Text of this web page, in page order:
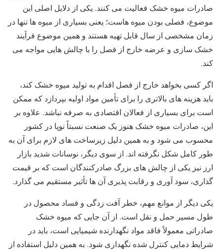
صادرات میوه خشک فعالیت می‌ کنند. یکی از دلایل اصلی این
موضوع، فصلی بودن میوه‌ هاست؛ یعنی بسیاری از میوه‌ ها تنها در
زمان مشخصی از سال قابل تهیه هستند و همین موضوع فرآیند
خشک ‌سازی و عرضه خارج از فصل را با چالش‌ هایی مواجه می
‌کند.
اگر کسی بخواهد خارج از فصل اقدام به تولید میوه خشک کند،
باید هزینه ‌های بالاتری را برای تأمین مواد اولیه بپردازد که ممکن
است برای بسیاری از فعالان اقتصادی به‌ صرفه نباشد. علاوه بر
این، صادرات میوه خشک هنوز یک صنعت نسبتاً نوپا در کشور
محسوب می‌ شود و به همین دلیل زیرساخت ‌های لازم برای آن به
‌طور کامل شکل نگرفته ‌اند. از سوی دیگر، نوسانات شدید بازار
ارز نیز یکی از چالش‌ های بزرگ صادرکنندگان است که بر قیمت
‌گذاری، سود آوری و رقابت ‌پذیری آن‌ ها تأثیر مستقیم می ‌گذارد.
یکی دیگر از موانع مهم، خطر آفت‌ زدگی و فساد محصول در
طول مسیر حمل ‌و نقل است. از آن جایی که میوه خشک
صادراتی معمولاً فاقد مواد نگهدارنده شیمیایی است، باید در
شرایط دمایی کنترل ‌شده نگهداری شود. به همین دلیل استفاده از